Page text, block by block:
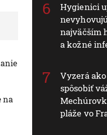
na
Hygienici
najväčším
a kožné
Vyzerá
spôsobiť
pláže vo